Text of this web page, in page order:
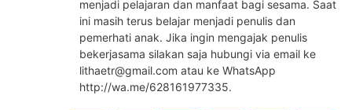
menjadi pelajaran dan manfaat bagi sesama. Saat
ini masih terus belajar menjadi penulis dan
pemerhati anak. Jika ingin mengajak penulis
bekerjasama silakan saja hubungi via email ke
lithaetr@gmail.com atau ke WhatsApp
http://wa.me/628161977335.